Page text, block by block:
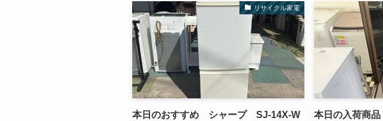
リサイクル家電
本日のおすすめ シャープ SJ-14X-W
本日の入荷商